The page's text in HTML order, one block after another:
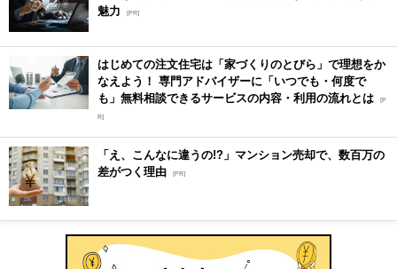
魅力
[PR]
はじめての注文住宅は「家づくりのとびら」で理想をか
なえよう！ 専門アドバイザーに「いつでも・何度で
も」無料相談できるサービスの内容・利用の流れとは [P
R]
「え、こんなに違うの!?」マンション売却で、数百万の
差がつく理由 [PR]